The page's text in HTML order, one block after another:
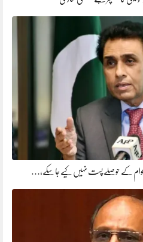
عوام کے حوصلے پست نہیں کیے جا سکے،…